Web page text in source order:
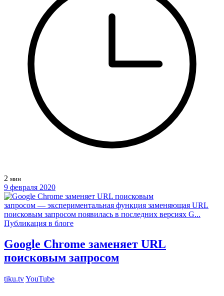
2 мин
9 февраля 2020
Публикация в блоге
Google Chrome заменяет URL
поисковым запросом
tiku.tvYouTube